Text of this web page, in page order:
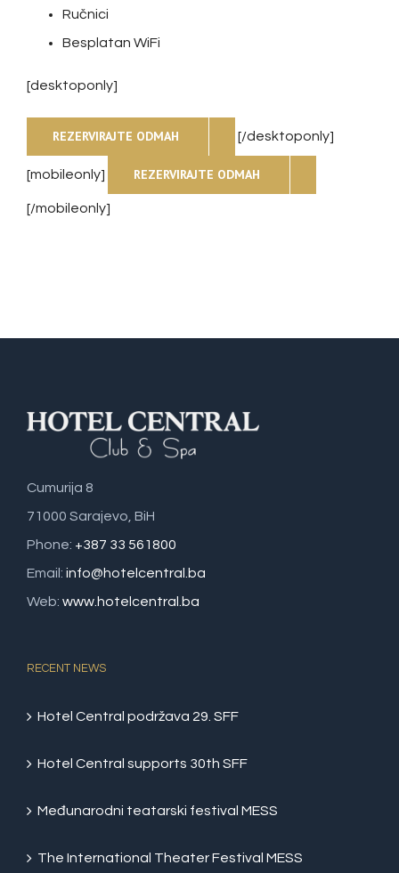
Ručnici
Besplatan WiFi
[desktoponly]
REZERVIRAJTE ODMAH [/desktoponly]
[mobileonly] REZERVIRAJTE ODMAH
[/mobileonly]
Cumurija 8
71000 Sarajevo, BiH
Phone: +387 33 561800
Email: info@hotelcentral.ba
Web: www.hotelcentral.ba
RECENT NEWS
Hotel Central podržava 29. SFF
Hotel Central supports 30th SFF
Međunarodni teatarski festival MESS
The International Theater Festival MESS